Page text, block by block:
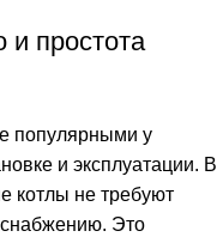
и простота
популярными у
и эксплуатации. В
котлы не требуют
Это